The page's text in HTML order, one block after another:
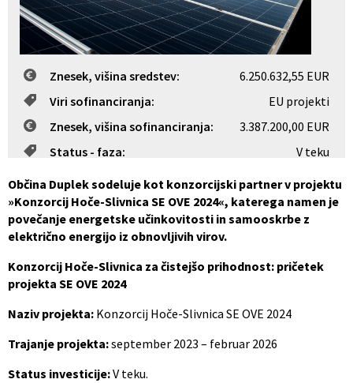
Znesek, višina sredstev:
6.250.632,55 EUR
Viri sofinanciranja:
EU projekti
Znesek, višina sofinanciranja:
3.387.200,00 EUR
Status - faza:
V teku
Občina Duplek sodeluje kot konzorcijski partner v projektu
»Konzorcij Hoče-Slivnica SE OVE 2024«, katerega namen je
povečanje energetske učinkovitosti in samooskrbe z
električno energijo iz obnovljivih virov.
Konzorcij Hoče-Slivnica za čistejšo prihodnost: pričetek
projekta SE OVE 2024
Naziv projekta: Konzorcij Hoče-Slivnica SE OVE 2024
Trajanje projekta:september 2023 – februar 2026
Status investicije:V teku.
Občinski nagrajenci
Uradne ure
Proračun občine
Prostorski akti občine